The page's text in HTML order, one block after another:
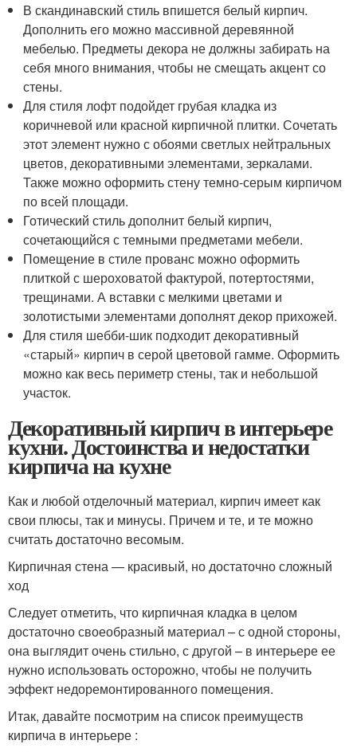
В скандинавский стиль впишется белый кирпич.
Дополнить его можно массивной деревянной
мебелью. Предметы декора не должны забирать на
себя много внимания, чтобы не смещать акцент со
стены.
Для стиля лофт подойдет грубая кладка из
коричневой или красной кирпичной плитки. Сочетать
этот элемент нужно с обоями светлых нейтральных
цветов, декоративными элементами, зеркалами.
Также можно оформить стену темно-серым кирпичом
по всей площади.
Готический стиль дополнит белый кирпич,
сочетающийся с темными предметами мебели.
Помещение в стиле прованс можно оформить
плиткой с шероховатой фактурой, потертостями,
трещинами. А вставки с мелкими цветами и
золотистыми элементами дополнят декор прихожей.
Для стиля шебби-шик подходит декоративный
«старый» кирпич в серой цветовой гамме. Оформить
можно как весь периметр стены, так и небольшой
участок.
Декоративный кирпич в интерьере
кухни. Достоинства и недостатки
кирпича на кухне
Как и любой отделочный материал, кирпич имеет как
свои плюсы, так и минусы. Причем и те, и те можно
считать достаточно весомым.
Кирпичная стена — красивый, но достаточно сложный
ход
Следует отметить, что кирпичная кладка в целом
достаточно своеобразный материал – с одной стороны,
она выглядит очень стильно, с другой – в интерьере ее
нужно использовать осторожно, чтобы не получить
эффект недоремонтированного помещения.
Итак, давайте посмотрим на список преимуществ
кирпича в интерьере :